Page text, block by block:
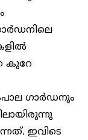
കുറേ
ഗാർഡനും
ഇവിടെ